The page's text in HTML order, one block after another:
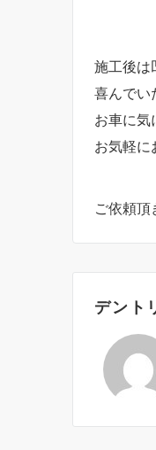
施工後は
喜んでい
お車に気
お気軽に
ご依頼頂
デント